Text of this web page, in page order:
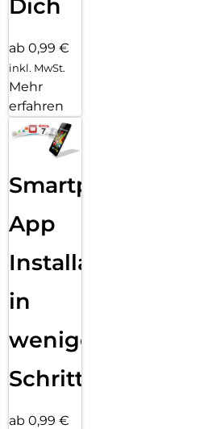
Dich
ab 0,99 €
inkl. MwSt.
Mehr
erfahren
Smartphone
App
Installation
in
wenigen
Schritten
ab 0,99 €